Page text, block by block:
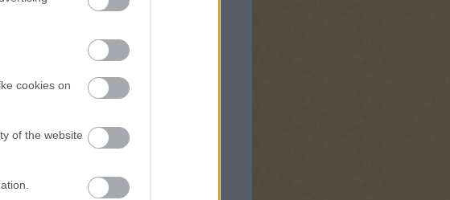
cookies on
of the website
Túlélőkalauz